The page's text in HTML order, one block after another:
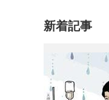
新着記事